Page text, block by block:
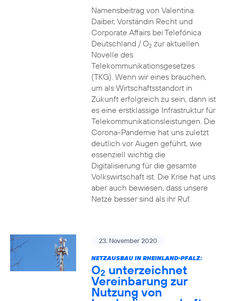
Namensbeitrag von Valentina
Daiber, Vorständin Recht und
Corporate Affairs bei Telefónica
Deutschland / O2zur aktuellen
Novelle des
Telekommunikationsgesetzes
(TKG). Wenn wir eines brauchen,
um als Wirtschaftsstandort in
Zukunft erfolgreich zu sein, dann ist
es eine erstklassige Infrastruktur für
Telekommunikationsleistungen. Die
Corona-Pandemie hat uns zuletzt
deutlich vor Augen geführt, wie
essenziell wichtig die
Digitalisierung für die gesamte
Volkswirtschaft ist. Die Krise hat uns
aber auch bewiesen, dass unsere
Netze besser sind als ihr Ruf.
23. November 2020
NETZAUSBAU IN RHEINLAND-PFALZ:
O2 unterzeichnet
Vereinbarung zur
Nutzung von